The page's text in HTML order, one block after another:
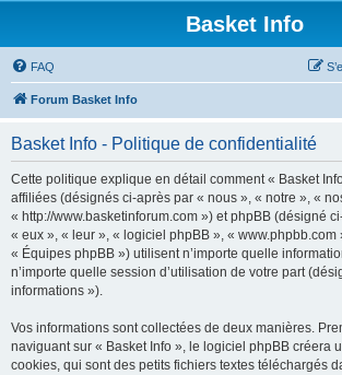
Basket Info
FAQ
Forum Basket Info
Basket Info - Politique de confidentialité
Cette politique explique en détail comment « Basket
affiliées (désignés ci-après par « nous », « notre », «
« http://www.basketinforum.com ») et phpBB (désigné
« eux », « leur », « logiciel phpBB », « www.phpbb.com
« Équipes phpBB ») utilisent n’importe quelle
n’importe quelle session d’utilisation de votre part
informations »).
Vos informations sont collectées de deux manières.
naviguant sur « Basket Info », le logiciel phpBB créera
cookies, qui sont des petits fichiers textes téléchargés